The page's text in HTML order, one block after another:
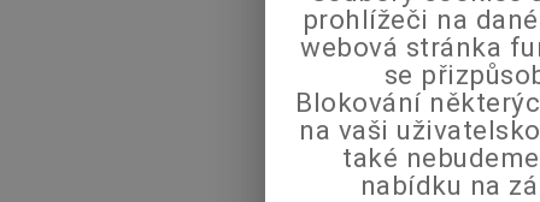
prohlížeči na
webová stránka
se
Blokování
na vaši
také
nabídku na